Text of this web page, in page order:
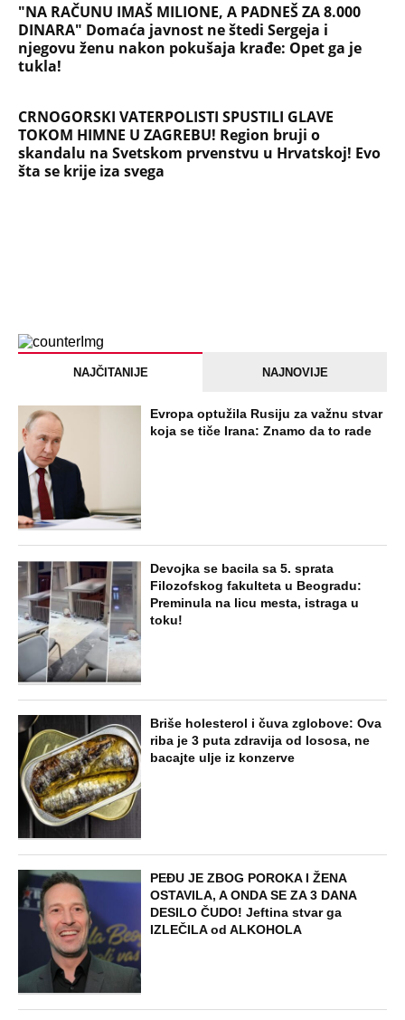
"NA RAČUNU IMAŠ MILIONE, A PADNEŠ ZA 8.000
DINARA" Domaća javnost ne štedi Sergeja i
njegovu ženu nakon pokušaja krađe: Opet ga je
tukla!
CRNOGORSKI VATERPOLISTI SPUSTILI GLAVE
TOKOM HIMNE U ZAGREBU! Region bruji o
skandalu na Svetskom prvenstvu u Hrvatskoj! Evo
šta se krije iza svega
NAJČITANIJE NAJNOVIJE
Evropa optužila Rusiju za važnu stvar
koja se tiče Irana: Znamo da to rade
Devojka se bacila sa 5. sprata
Filozofskog fakulteta u Beogradu:
Preminula na licu mesta, istraga u
toku!
Briše holesterol i čuva zglobove: Ova
riba je 3 puta zdravija od lososa, ne
bacajte ulje iz konzerve
PEĐU JE ZBOG POROKA I ŽENA
OSTAVILA, A ONDA SE ZA 3 DANA
DESILO ČUDO! Jeftina stvar ga
IZLEČILA od ALKOHOLA